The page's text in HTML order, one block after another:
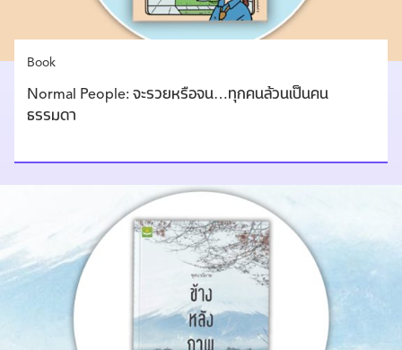
Book
Normal People: จะรวยหรือจน…ทุกคนล้วนเป็นคน
ธรรมดา